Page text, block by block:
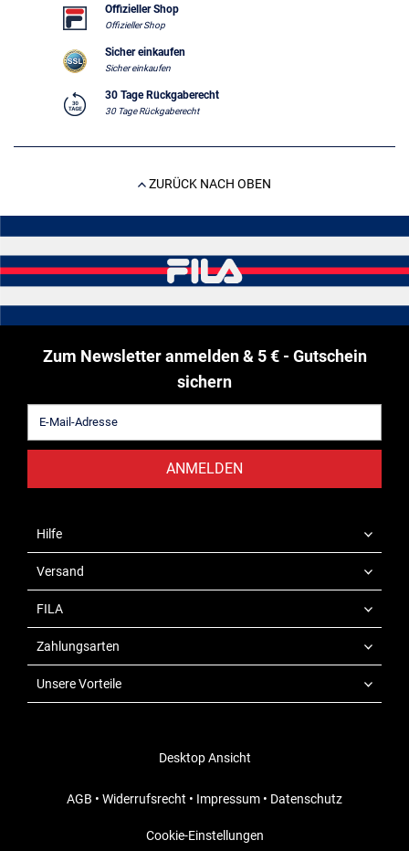
Offizieller Shop
Offizieller Shop
Sicher einkaufen
Sicher einkaufen
30 Tage Rückgaberecht
30 Tage Rückgaberecht
ZURÜCK NACH OBEN
Zum Newsletter anmelden & 5 € - Gutschein
sichern
ANMELDEN
Hilfe
Versand
FILA
Zahlungsarten
Unsere Vorteile
Desktop Ansicht
AGB • Widerrufsrecht • Impressum • Datenschutz
Cookie-Einstellungen